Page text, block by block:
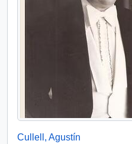
Cullell, Agustín